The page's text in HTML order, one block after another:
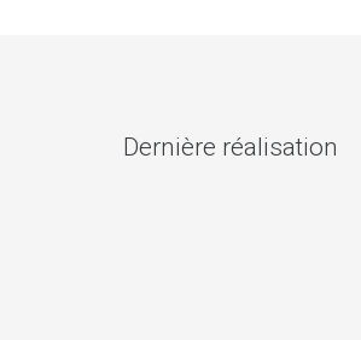
Dernière réalisation